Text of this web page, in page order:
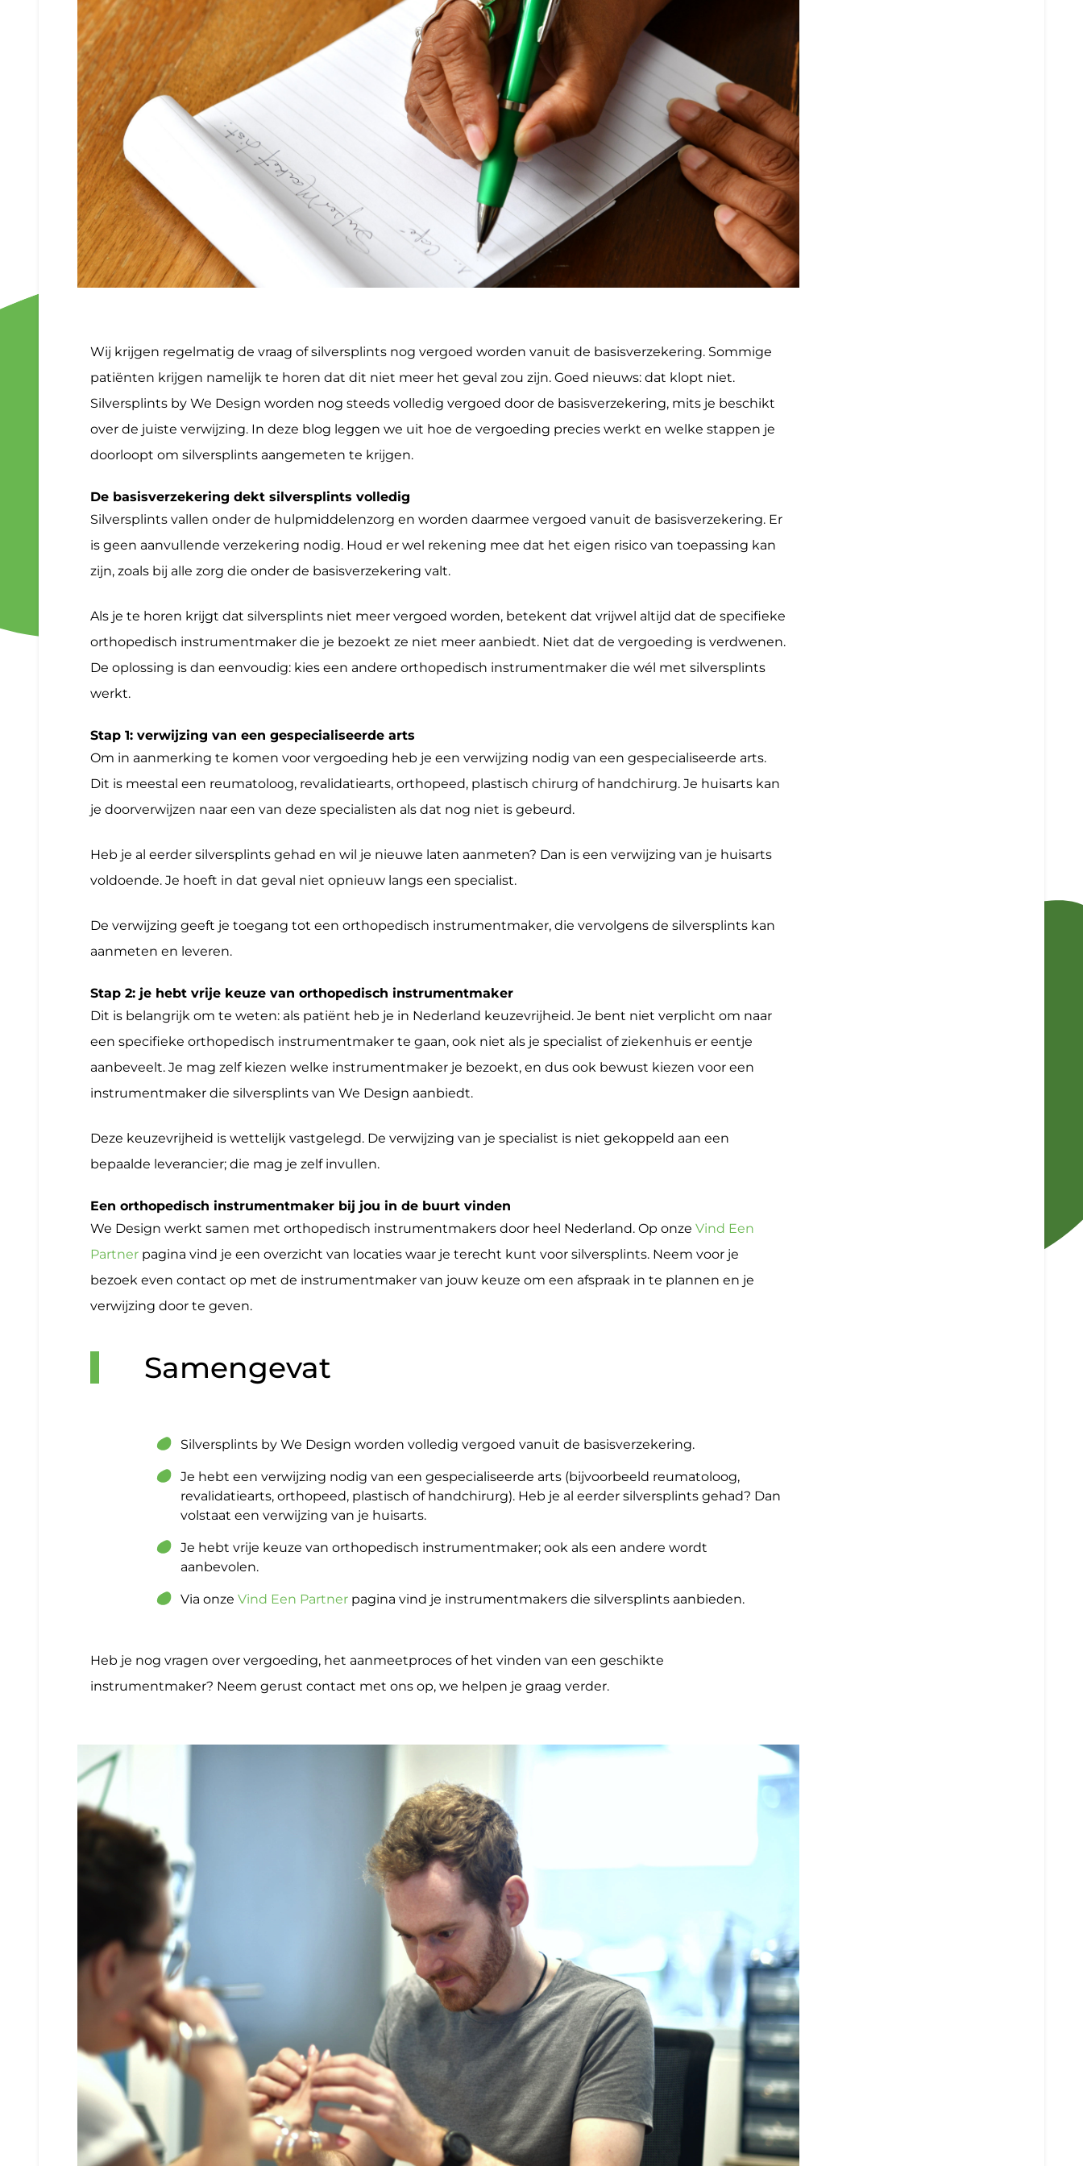
Wij krijgen regelmatig de vraag of silversplints nog vergoed worden vanuit de basisverzekering. Sommige
patiënten krijgen namelijk te horen dat dit niet meer het geval zou zijn. Goed nieuws: dat klopt niet.
Silversplints by We Design worden nog steeds volledig vergoed door de basisverzekering, mits je beschikt
over de juiste verwijzing. In deze blog leggen we uit hoe de vergoeding precies werkt en welke stappen je
doorloopt om silversplints aangemeten te krijgen.
De basisverzekering dekt silversplints volledig
Silversplints vallen onder de hulpmiddelenzorg en worden daarmee vergoed vanuit de basisverzekering. Er
is geen aanvullende verzekering nodig. Houd er wel rekening mee dat het eigen risico van toepassing kan
zijn, zoals bij alle zorg die onder de basisverzekering valt.
Als je te horen krijgt dat silversplints niet meer vergoed worden, betekent dat vrijwel altijd dat de specifieke
orthopedisch instrumentmaker die je bezoekt ze niet meer aanbiedt. Niet dat de vergoeding is verdwenen.
De oplossing is dan eenvoudig: kies een andere orthopedisch instrumentmaker die wél met silversplints
werkt.
Stap 1: verwijzing van een gespecialiseerde arts
Om in aanmerking te komen voor vergoeding heb je een verwijzing nodig van een gespecialiseerde arts.
Dit is meestal een reumatoloog, revalidatiearts, orthopeed, plastisch chirurg of handchirurg. Je huisarts kan
je doorverwijzen naar een van deze specialisten als dat nog niet is gebeurd.
Heb je al eerder silversplints gehad en wil je nieuwe laten aanmeten? Dan is een verwijzing van je huisarts
voldoende. Je hoeft in dat geval niet opnieuw langs een specialist.
De verwijzing geeft je toegang tot een orthopedisch instrumentmaker, die vervolgens de silversplints kan
aanmeten en leveren.
Stap 2: je hebt vrije keuze van orthopedisch instrumentmaker
Dit is belangrijk om te weten: als patiënt heb je in Nederland keuzevrijheid. Je bent niet verplicht om naar
een specifieke orthopedisch instrumentmaker te gaan, ook niet als je specialist of ziekenhuis er eentje
aanbeveelt. Je mag zelf kiezen welke instrumentmaker je bezoekt, en dus ook bewust kiezen voor een
instrumentmaker die silversplints van We Design aanbiedt.
Deze keuzevrijheid is wettelijk vastgelegd. De verwijzing van je specialist is niet gekoppeld aan een
bepaalde leverancier; die mag je zelf invullen.
Een orthopedisch instrumentmaker bij jou in de buurt vinden
We Design werkt samen met orthopedisch instrumentmakers door heel Nederland. Op onze Vind Een
Partner pagina vind je een overzicht van locaties waar je terecht kunt voor silversplints. Neem voor je
bezoek even contact op met de instrumentmaker van jouw keuze om een afspraak in te plannen en je
verwijzing door te geven.
Samengevat
Silversplints by We Design worden volledig vergoed vanuit de basisverzekering.
Je hebt een verwijzing nodig van een gespecialiseerde arts (bijvoorbeeld reumatoloog,
revalidatiearts, orthopeed, plastisch of handchirurg). Heb je al eerder silversplints gehad? Dan
volstaat een verwijzing van je huisarts.
Je hebt vrije keuze van orthopedisch instrumentmaker; ook als een andere wordt
aanbevolen.
Via onze Vind Een Partner pagina vind je instrumentmakers die silversplints aanbieden.
Heb je nog vragen over vergoeding, het aanmeetproces of het vinden van een geschikte
instrumentmaker? Neem gerust contact met ons op, we helpen je graag verder.